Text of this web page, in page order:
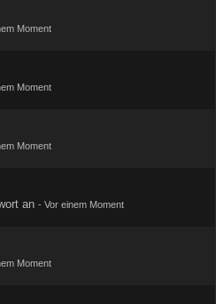
Moment
Moment
Moment
an - Vor einem Moment
Moment